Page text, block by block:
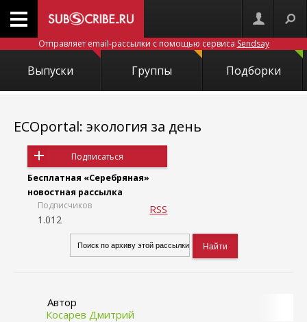
Отправляет email-рассылки с помощью сервиса Sendsay
Выпуски Группы Подборки
ECOportal: экология за день
Подписаться
Бесплатная «Серебряная»
новостная рассылка
Подписчиков
1.012
RSS
Автор
Косарев Дмитрий